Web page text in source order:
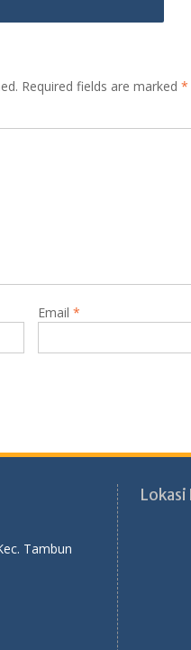
Required fields are marked *
Email *
Tambun
Lokasi